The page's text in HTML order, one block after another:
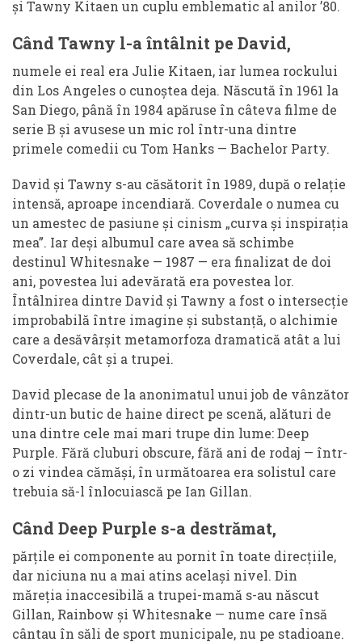
și Tawny Kitaen un cuplu emblematic al anilor ’80.
Când Tawny l-a întâlnit pe David,
numele ei real era Julie Kitaen, iar lumea rockului
din Los Angeles o cunoștea deja. Născută în 1961 la
San Diego, până în 1984 apăruse în câteva filme de
serie B și avusese un mic rol într-una dintre
primele comedii cu Tom Hanks — Bachelor Party.
David și Tawny s-au căsătorit în 1989, după o relație
intensă, aproape incendiară. Coverdale o numea cu
un amestec de pasiune și cinism „curva și inspirația
mea”. Iar deși albumul care avea să schimbe
destinul Whitesnake — 1987 — era finalizat de doi
ani, povestea lui adevărată era povestea lor.
Întâlnirea dintre David și Tawny a fost o intersecție
improbabilă între imagine și substanță, o alchimie
care a desăvârșit metamorfoza dramatică atât a lui
Coverdale, cât și a trupei.
David plecase de la anonimatul unui job de vânzător
dintr-un butic de haine direct pe scenă, alături de
una dintre cele mai mari trupe din lume: Deep
Purple. Fără cluburi obscure, fără ani de rodaj — într-
o zi vindea cămăși, în următoarea era solistul care
trebuia să-l înlocuiască pe Ian Gillan.
Când Deep Purple s-a destrămat,
părțile ei componente au pornit în toate direcțiile,
dar niciuna nu a mai atins același nivel. Din
măreția inaccesibilă a trupei-mamă s-au născut
Gillan, Rainbow și Whitesnake — nume care însă
cântau în săli de sport municipale, nu pe stadioane.